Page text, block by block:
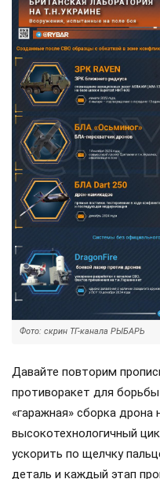
Фото: скрин ТГ-канала РЫБАРЬ
Давайте повторим
противоракет для
«гаражная» сборка
высокотехнологичный
ускорить по щелчку
деталь и каждый этап